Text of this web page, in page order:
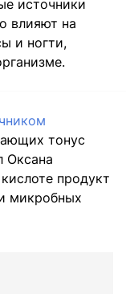
источники
влияют на
и ногти,
тонус
Оксана
продукт
микробных